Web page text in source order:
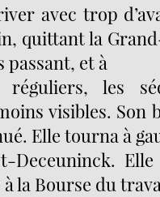
avec trop
quittant la
passant, et à
réguliers, les
visibles. Son
Elle tourna à
Deceuninck.
la Bourse du